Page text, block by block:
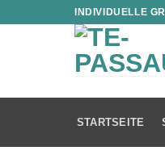
INDIVIDUELLE
STARTSEITE